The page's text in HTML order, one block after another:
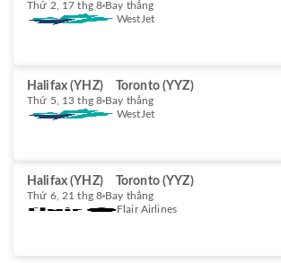
Thứ 2, 17 thg 8 Bay thẳng
WestJet
Halifax (YHZ) Toronto (YYZ)
Thứ 5, 13 thg 8 Bay thẳng
WestJet
Halifax (YHZ) Toronto (YYZ)
Thứ 6, 21 thg 8 Bay thẳng
Flair Airlines